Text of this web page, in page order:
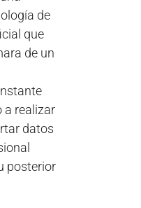
de
que
de un
a realizar
datos
posterior